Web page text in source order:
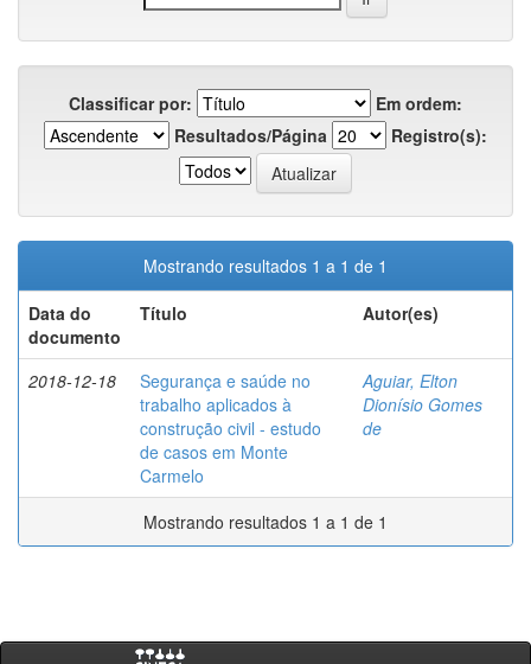
Classificar por:
Em ordem:
Resultados/Página
Registro(s):
Mostrando resultados 1 a 1 de 1
Data do
documento
Título Autor(es)
2018-12-18
Segurança e saúde no
trabalho aplicados à
construção civil - estudo
de casos em Monte
Carmelo
Aguiar, Elton
Dionísio Gomes
de
Mostrando resultados 1 a 1 de 1